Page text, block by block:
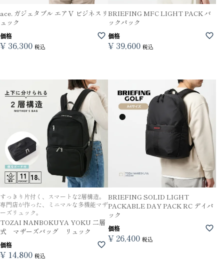
ace. ガジェタブル エアＶ ビジネスリ
ュック
価格
¥ 36,300 税込
BRIEFING MFC LIGHT PACK バ
ックパック
価格
¥ 39,600 税込
すっきり片付く、スマートな2層構造。
専門店が作った、ミニマルな多機能マザ
ーズリュック。
TOZAI NANBOKUYA YOKU 二層
式 マザーズバッグ リュック
価格
¥ 14,800 税込
BRIEFING SOLID LIGHT
PACKABLE DAY PACK RC デイパ
ック
価格
¥26,400 税込